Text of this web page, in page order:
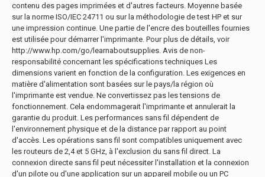
contenu des pages imprimées et d'autres facteurs. Moyenne basée
sur la norme ISO/IEC 24711 ou sur la méthodologie de test HP et sur
une impression continue. Une partie de l'encre des bouteilles fournies
est utilisée pour démarrer l'imprimante. Pour plus de détails, voir
http://www.hp.com/go/learnaboutsupplies. Avis de non-
responsabilité concernant les spécifications techniques Les
dimensions varient en fonction de la configuration. Les exigences en
matière d'alimentation sont basées sur le pays/la région où
l'imprimante est vendue. Ne convertissez pas les tensions de
fonctionnement. Cela endommagerait l'imprimante et annulerait la
garantie du produit. Les performances sans fil dépendent de
l'environnement physique et de la distance par rapport au point
d'accès. Les opérations sans fil sont compatibles uniquement avec
les routeurs de 2,4 et 5 GHz, à l'exclusion du sans fil direct. La
connexion directe sans fil peut nécessiter l'installation et la connexion
d'un pilote ou d'une application sur un appareil mobile ou un PC